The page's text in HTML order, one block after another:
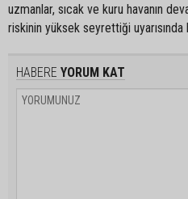
uzmanlar, sıcak ve kuru havanın
riskinin yüksek seyrettiği uyarısında
HABERE YORUM KAT